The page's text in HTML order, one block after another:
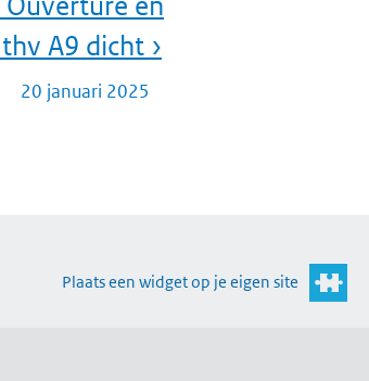
A9 dicht ›
20 januari 2025
Plaats een widget op je eigen site